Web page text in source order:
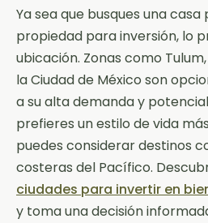
Ya sea que busques una casa
propiedad para inversión, lo
ubicación. Zonas como
la Ciudad de México son
a su alta demanda y
prefieres un estilo de vida
puedes considerar destinos
costeras del Pacífico.
ciudades para invertir en
y toma una decisión